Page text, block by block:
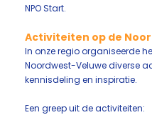
NPO Start.
Activiteiten op de
In onze regio organiseerde
Noordwest-Veluwe diverse
kennisdeling en inspiratie.
Een greep uit de activiteiten: